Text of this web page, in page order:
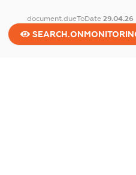
document.dueToDate29.04.26